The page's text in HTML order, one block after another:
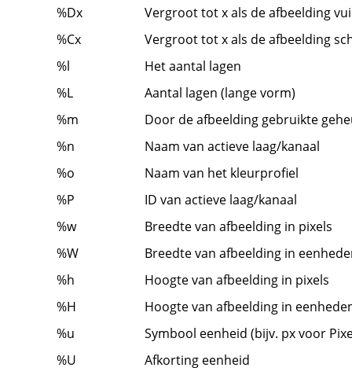
%Dx
Vergroot tot x als de afbeelding
%Cx
Vergroot tot x als de afbeelding
%l
Het aantal lagen
%L
Aantal lagen (lange vorm)
%m
Door de afbeelding gebruikte
%n
Naam van actieve laag/kanaal
%o
Naam van het kleurprofiel
%P
ID van actieve laag/kanaal
%w
Breedte van afbeelding in pixels
%W
Breedte van afbeelding in
%h
Hoogte van afbeelding in pixels
%H
Hoogte van afbeelding in
%u
Symbool eenheid (bijv. px voor
%U
Afkorting eenheid